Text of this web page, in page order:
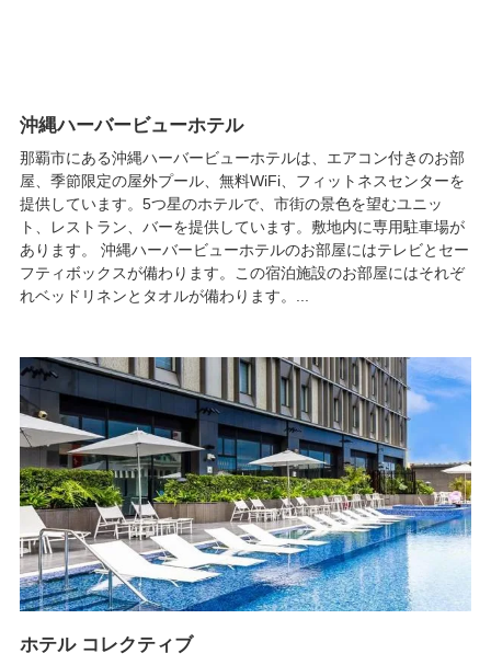
沖縄ハーバービューホテル
那覇市にある沖縄ハーバービューホテルは、エアコン付きのお部
屋、季節限定の屋外プール、無料WiFi、フィットネスセンターを
提供しています。5つ星のホテルで、市街の景色を望むユニッ
ト、レストラン、バーを提供しています。敷地内に専用駐車場が
あります。 沖縄ハーバービューホテルのお部屋にはテレビとセー
フティボックスが備わります。この宿泊施設のお部屋にはそれぞ
れベッドリネンとタオルが備わります。...
ホテル コレクティブ